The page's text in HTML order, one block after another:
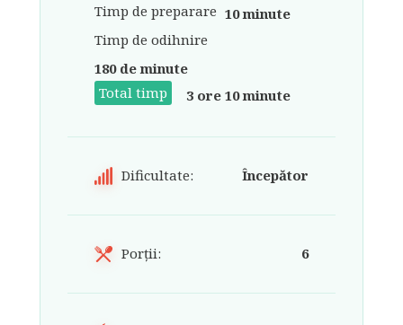
Timp de preparare 10 minute
Timp de odihnire
180 de minute
Total timp
3 ore 10 minute
Dificultate: Începător
Porții: 6